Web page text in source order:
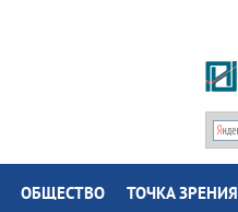
ОБЩЕСТВО ТОЧКА ЗРЕНИЯ